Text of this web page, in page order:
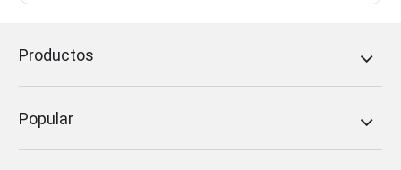
Productos
Popular